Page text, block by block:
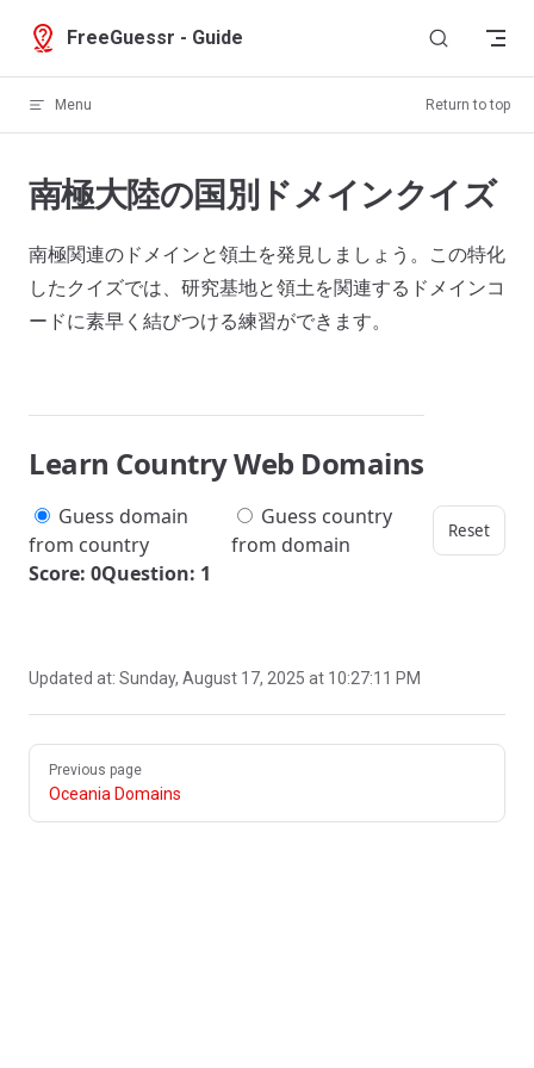
Skip to content
FreeGuessr - Guide
Menu Return to top
南極大陸の国別ドメインクイズ
南極関連のドメインと領土を発見しましょう。この特化
したクイズでは、研究基地と領土を関連するドメインコ
ードに素早く結びつける練習ができます。
Learn Country Web Domains
Guess domain
from country
Guess country
from domain
Reset
Score: 0Question: 1
Updated at: Sunday, August 17, 2025 at 10:27:11 PM
Pager
Previous page
Oceania Domains